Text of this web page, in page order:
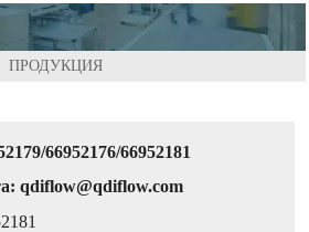
ПРОДУКЦИЯ
66952176/66952181
qdiflow@qdiflow.com